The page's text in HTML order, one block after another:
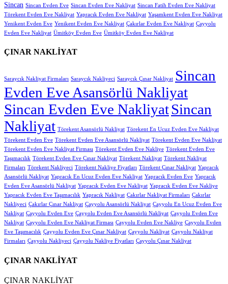
Sincan Sincan Evden Eve Sincan Evden Eve Nakliyat Sincan Fatih Evden Eve Nakliyat
Törekent Evden Eve Nakliyat Yapracık Evden Eve Nakliyat Yaşamkent Evden Eve Nakliyat
Yenikent Evden Eve Yenikent Evden Eve Nakliyat Çakırlar Evden Eve Nakliyat Çayyolu
Evden Eve Nakliyat Ümitköy Evden Eve Ümitköy Evden Eve Nakliyat
ÇINAR NAKLİYAT
Saraycık Nakliyat Firmaları Saraycık Nakliyeci Saraycık Çınar Nakliyat Sincan
Evden Eve Asansörlü Nakliyat
Sincan Evden Eve NakliyatSincan
Nakliyat Törekent Asansörlü Nakliyat Törekent En Ucuz Evden Eve Nakliyat
Törekent Evden Eve Törekent Evden Eve Asansörlü Nakliyat Törekent Evden Eve Nakliyat
Törekent Evden Eve Nakliyat Firması Törekent Evden Eve Nakliye Törekent Evden Eve
Taşımacılık Törekent Evden Eve Çınar Nakliyat Törekent Nakliyat Törekent Nakliyat
Firmaları Törekent Nakliyeci Törekent Nakliye Fiyatları Törekent Çınar Nakliyat Yapracık
Asansörlü Nakliyat Yapracık En Ucuz Evden Eve Nakliyat Yapracık Evden Eve Yapracık
Evden Eve Asansörlü Nakliyat Yapracık Evden Eve Nakliyat Yapracık Evden Eve Nakliye
Yapracık Evden Eve Taşımacılık Yapracık Nakliyat Çakırlar Nakliyat Firmaları Çakırlar
Nakliyeci Çakırlar Çınar Nakliyat Çayyolu Asansörlü Nakliyat Çayyolu En Ucuz Evden Eve
Nakliyat Çayyolu Evden Eve Çayyolu Evden Eve Asansörlü Nakliyat Çayyolu Evden Eve
Nakliyat Çayyolu Evden Eve Nakliyat Firması Çayyolu Evden Eve Nakliye Çayyolu Evden
Eve Taşımacılık Çayyolu Evden Eve Çınar Nakliyat Çayyolu Nakliyat Çayyolu Nakliyat
Firmaları Çayyolu Nakliyeci Çayyolu Nakliye Fiyatları Çayyolu Çınar Nakliyat
ÇINAR NAKLİYAT
ÇINAR NAKLİYAT